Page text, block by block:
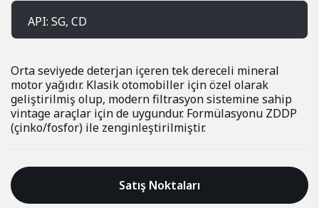
API: SG, CD
Orta seviyede deterjan içeren tek dereceli mineral
motor yağıdır. Klasik otomobiller için özel olarak
geliştirilmiş olup, modern filtrasyon sistemine sahip
vintage araçlar için de uygundur. Formülasyonu ZDDP
(çinko/fosfor) ile zenginleştirilmiştir.
Satış Noktaları